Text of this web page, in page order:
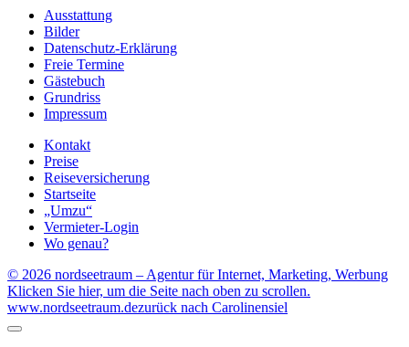
Ausstattung
Bilder
Datenschutz-Erklärung
Freie Termine
Gästebuch
Grundriss
Impressum
Kontakt
Preise
Reiseversicherung
Startseite
„Umzu“
Vermieter-Login
Wo genau?
© 2026 nordseetraum – Agentur für Internet, Marketing, Werbung
Klicken Sie hier, um die Seite nach oben zu scrollen.
www.nordseetraum.dezurück nach Carolinensiel